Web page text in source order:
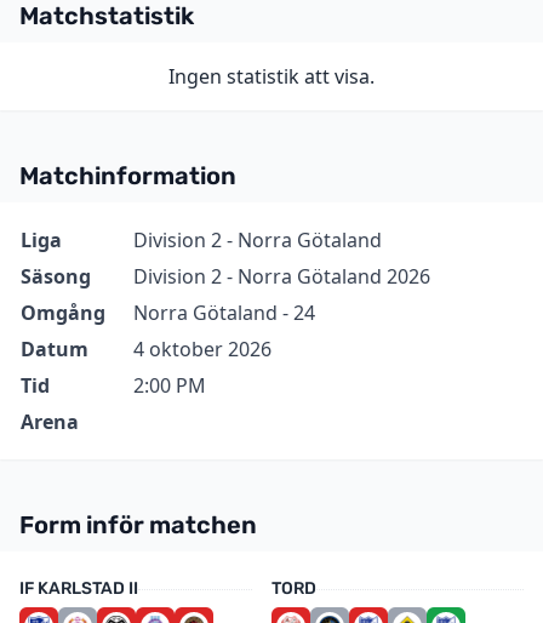
Matchstatistik
Ingen statistik att visa.
Matchinformation
InformationVärde
Liga
Division 2 - Norra Götaland
Säsong
Division 2 - Norra Götaland 2026
Omgång
Norra Götaland - 24
Datum
4 oktober 2026
Tid
2:00 PM
Arena
Form inför matchen
IF KARLSTAD II TORD